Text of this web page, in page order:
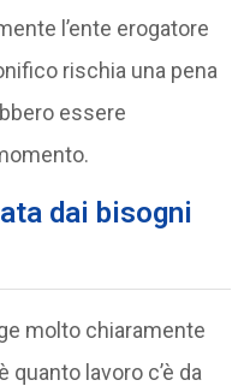
l’ente erogatore
rischia una pena
essere
dai bisogni
molto chiaramente
lavoro c’è da